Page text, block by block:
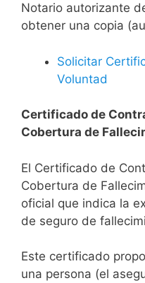
Notario autorizante
obtener una copia
Solicitar
Voluntad
Certificado de
Cobertura de
El Certificado de
Cobertura de
oficial que indica la
de seguro de
Este certificado
una persona (el